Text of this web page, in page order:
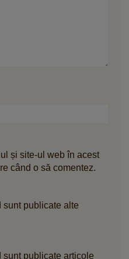
și site-ul web în acest
când o să comentez.
sunt publicate alte
sunt publicate articole